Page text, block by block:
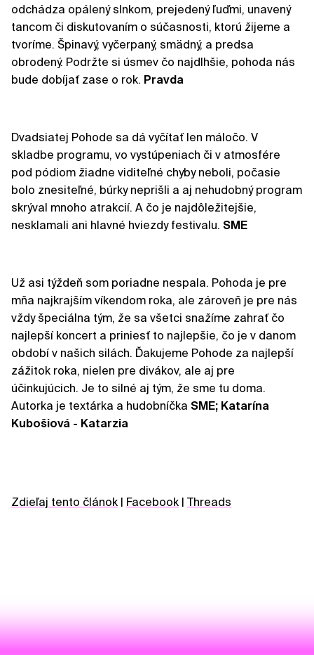
odchádza opálený slnkom, prejedený ľuďmi, unavený
tancom či diskutovaním o súčasnosti, ktorú žijeme a
tvoríme. Špinavý, vyčerpaný, smädný, a predsa
obrodený. Podržte si úsmev čo najdlhšie, pohoda nás
bude dobíjať zase o rok. Pravda
Dvadsiatej Pohode sa dá vyčítať len máločo. V
skladbe programu, vo vystúpeniach či v atmosfére
pod pódiom žiadne viditeľné chyby neboli, počasie
bolo znesiteľné, búrky neprišli a aj nehudobný program
skrýval mnoho atrakcií. A čo je najdôležitejšie,
nesklamali ani hlavné hviezdy festivalu. SME
Už asi týždeň som poriadne nespala. Pohoda je pre
mňa najkrajším víkendom roka, ale zároveň je pre nás
vždy špeciálna tým, že sa všetci snažíme zahrať čo
najlepší koncert a priniesť to najlepšie, čo je v danom
období v našich silách. Ďakujeme Pohode za najlepší
zážitok roka, nielen pre divákov, ale aj pre
účinkujúcich. Je to silné aj tým, že sme tu doma.
Autorka je textárka a hudobníčka SME; Katarína
Kubošiová - Katarzia
Zdieľaj tento článok Facebook Threads